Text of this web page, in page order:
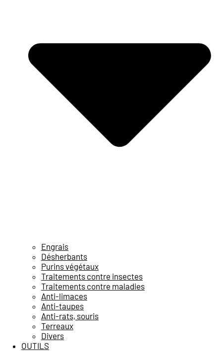
Engrais
Désherbants
Purins végétaux
Traitements contre insectes
Traitements contre maladies
Anti-limaces
Anti-taupes
Anti-rats, souris
Terreaux
Divers
OUTILS